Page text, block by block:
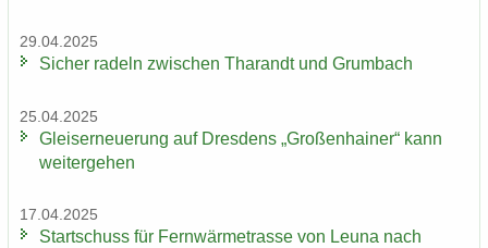
29.04.2025
Si­cher ra­deln zwi­schen Tha­randt und Grum­bach
25.04.2025
Gleis­er­neue­rung auf Dres­dens „Gro­ßen­hai­ner“ kann
wei­ter­ge­hen
17.04.2025
Start­schuss für Fern­wär­me­tras­se von Leuna nach